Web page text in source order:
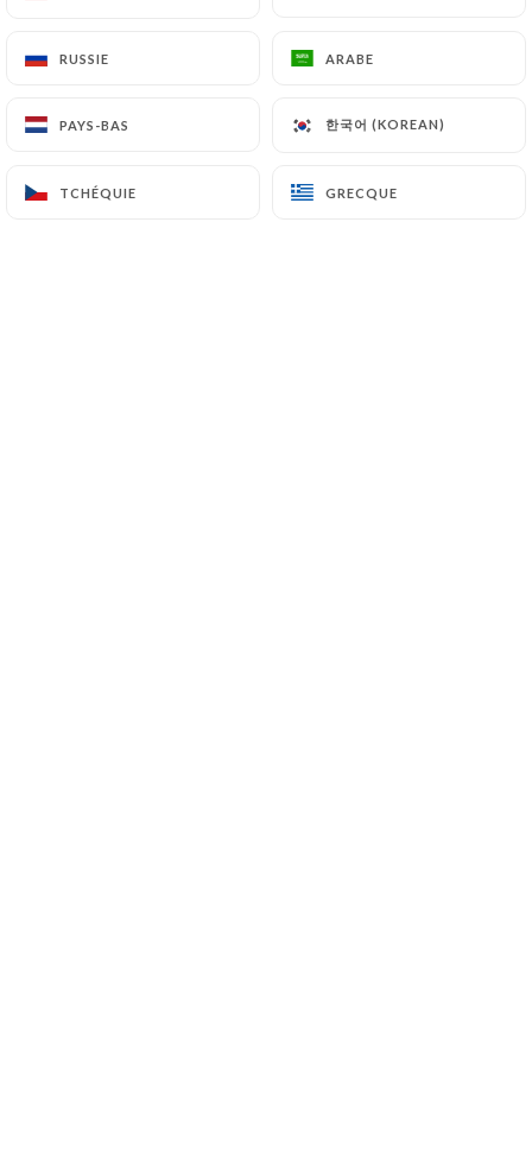
RUSSIE ARABE
PAYS-BAS 한국어 (KOREAN)
TCHÉQUIE GRECQUE
RUSSIE ARABE
PAYS-BAS 한국어 (KOREAN)
TCHÉQUIE GRECQUE